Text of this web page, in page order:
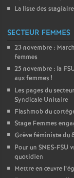
La liste des
SECTEUR FEMMES
23 novembre :
femmes
25 novembre : la
aux femmes !
Les pages du
Syndicale Unitaire
Flashmob du
Stage Femmes
Grève féministe du
Pour un SNES-FSU
quotidien
Mettre en œuvre